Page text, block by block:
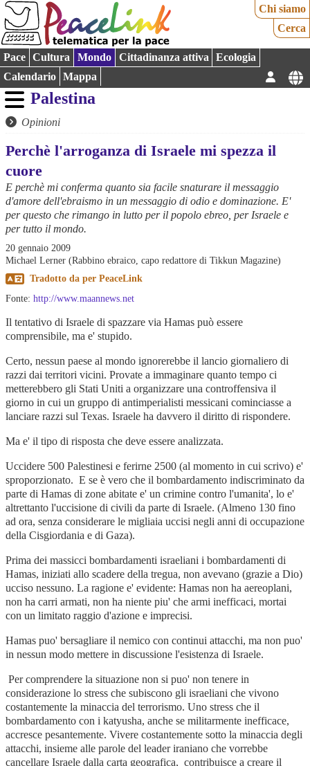
Chi siamo
Cerca
Pace Cultura Mondo Cittadinanza attiva
Ecologia
Calendario
Mappa
Palestina
Opinioni
Perchè l'arroganza di Israele mi spezza il
cuore
E perchè mi conferma quanto sia facile snaturare il messaggio
d'amore dell'ebraismo in un messaggio di odio e dominazione. E'
per questo che rimango in lutto per il popolo ebreo, per Israele e
per tutto il mondo.
20 gennaio 2009
Michael Lerner (Rabbino ebraico, capo redattore di Tikkun Magazine)
Tradotto daperPeaceLink
Fonte: http://www.maannews.net
Il tentativo di Israele di spazzare via Hamas può essere
comprensibile, ma e' stupido.
Certo, nessun paese al mondo ignorerebbe il lancio giornaliero di
razzi dai territori vicini. Provate a immaginare quanto tempo ci
metterebbero gli Stati Uniti a organizzare una controffensiva il
giorno in cui un gruppo di antimperialisti messicani cominciasse a
lanciare razzi sul Texas. Israele ha davvero il diritto di rispondere.
Ma e' il tipo di risposta che deve essere analizzata.
Uccidere 500 Palestinesi e ferirne 2500 (al momento in cui scrivo) e'
sproporzionato. E se è vero che il bombardamento indiscriminato da
parte di Hamas di zone abitate e' un crimine contro l'umanita', lo e'
altrettanto l'uccisione di civili da parte di Israele. (Almeno 130 fino
ad ora, senza considerare le migliaia uccisi negli anni di occupazione
della Cisgiordania e di Gaza).
Prima dei massicci bombardamenti israeliani i bombardamenti di
Hamas, iniziati allo scadere della tregua, non avevano (grazie a Dio)
ucciso nessuno. La ragione e' evidente: Hamas non ha aereoplani,
non ha carri armati, non ha niente piu' che armi inefficaci, mortai
con un limitato raggio d'azione e imprecisi.
Hamas puo' bersagliare il nemico con continui attacchi, ma non puo'
in nessun modo mettere in discussione l'esistenza di Israele.
Per comprendere la situazione non si puo' non tenere in
considerazione lo stress che subiscono gli israeliani che vivono
costantemente la minaccia del terrorismo. Uno stress che il
bombardamento con i katyusha, anche se militarmente inefficace,
accresce pesantemente. Vivere costantemente sotto la minaccia degli
attacchi, insieme alle parole del leader iraniano che vorrebbe
cancellare Israele dalla carta geografica, contribuisce a creare il